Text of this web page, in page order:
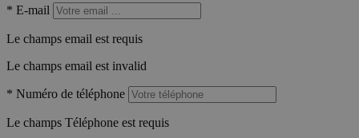
* E-mail
Le champs email est requis
Le champs email est invalid
* Numéro de téléphone
Le champs Téléphone est requis